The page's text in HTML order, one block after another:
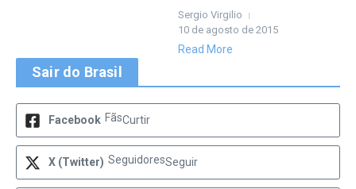
Sergio Virgilio
10 de agosto de 2015
Read More
Sair do Brasil
Facebook FãsCurtir
X (Twitter) SeguidoresSeguir